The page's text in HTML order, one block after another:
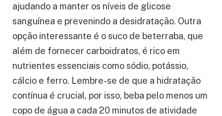
ajudando a manter os níveis de glicose
sanguínea e prevenindo a desidratação. Outra
opção interessante é o suco de beterraba, que
além de fornecer carboidratos, é rico em
nutrientes essenciais como sódio, potássio,
cálcio e ferro. Lembre-se de que a hidratação
contínua é crucial, por isso, beba pelo menos um
copo de água a cada 20 minutos de atividade